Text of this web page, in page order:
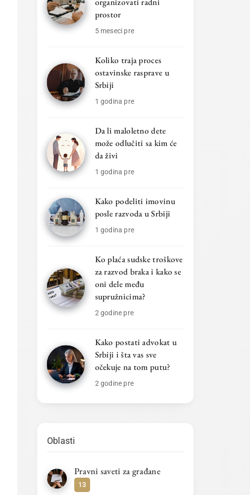
prostor
5 meseci pre
Koliko traja proces
ostavinske rasprave u
Srbiji
1 godina pre
Da li maloletno dete
može odlučiti sa kim će
da živi
1 godina pre
Kako podeliti imovinu
posle razvoda u Srbiji
1 godina pre
Ko plaća sudske troškove
za razvod braka i kako se
oni dele među
supružnicima?
2 godine pre
Kako postati advokat u
Srbiji i šta vas sve
očekuje na tom putu?
2 godine pre
Oblasti
Pravni saveti za građane
13